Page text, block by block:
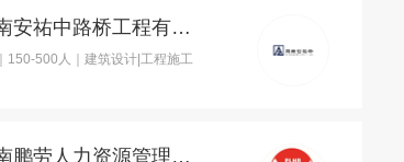
河南安祐中路桥工程有限公司
150-500人｜建筑设计|工程施工
河南鹏劳人力资源管理有限公司